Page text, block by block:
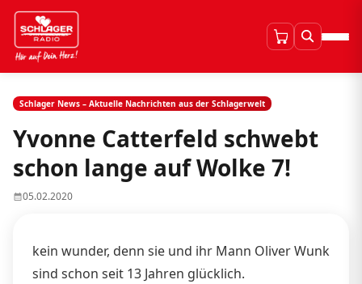
Schlager News – Aktuelle Nachrichten aus der Schlagerwelt
Yvonne Catterfeld schwebt
schon lange auf Wolke 7!
05.02.2020
kein wunder, denn sie und ihr Mann Oliver Wunk
sind schon seit 13 Jahren glücklich.